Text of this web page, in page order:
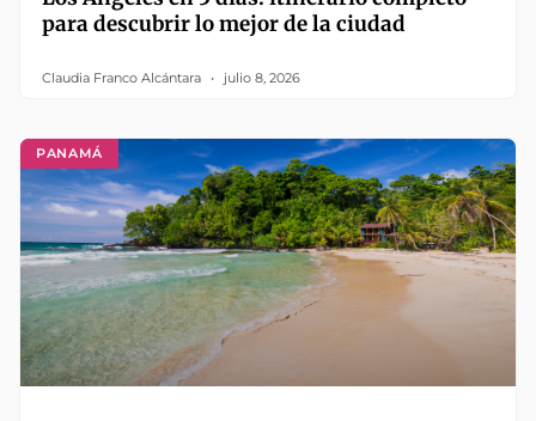
para descubrir lo mejor de la ciudad
Claudia Franco Alcántara julio 8, 2026
PANAMÁ